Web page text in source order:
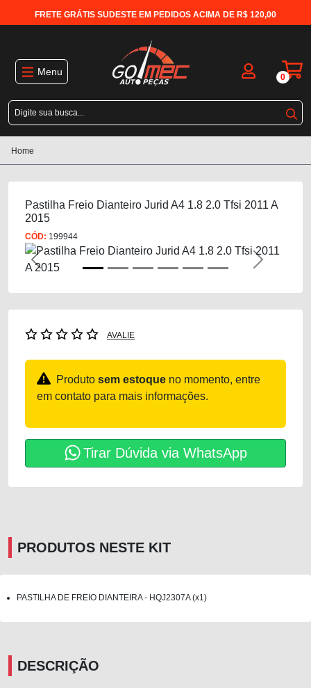
FRETE GRÁTIS SUDESTE EM PEDIDOS ACIMA DE R$ 120,00
Menu 0
Home
Pastilha Freio Dianteiro Jurid A4 1.8 2.0 Tfsi 2011 A
2015
CÓD: 199944
Previous Next
AVALIE
Produto sem estoque no momento, entre
em contato para mais informações.
Tirar Dúvida via WhatsApp
PRODUTOS NESTE KIT
PASTILHA DE FREIO DIANTEIRA - HQJ2307A (x1)
DESCRIÇÃO